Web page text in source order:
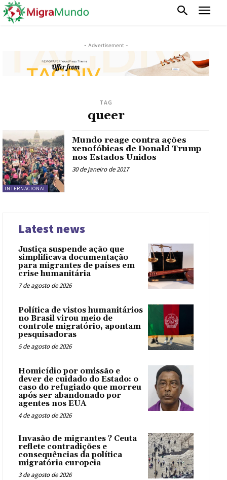
- Advertisement -
TAG
queer
INTERNACIONAL
Mundo reage contra ações
xenofóbicas de Donald Trump
nos Estados Unidos
30 de janeiro de 2017
Latest news
Justiça suspende ação que
simplificava documentação
para migrantes de países em
crise humanitária
7 de agosto de 2026
Política de vistos humanitários
no Brasil virou meio de
controle migratório, apontam
pesquisadoras
5 de agosto de 2026
Homicídio por omissão e
dever de cuidado do Estado: o
caso do refugiado que morreu
após ser abandonado por
agentes nos EUA
4 de agosto de 2026
Invasão de migrantes ? Ceuta
reflete contradições e
consequências da política
migratória europeia
3 de agosto de 2026